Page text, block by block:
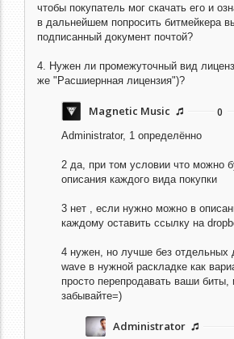
чтобы покупатель мог скачать его и
в дальнейшем попросить битмейкера
подписанный документ почтой?
4. Нужен ли промежуточный вид
же "Расшиернная лицензия")?
Magnetic Music 0
Administrator, 1 определённо
2 да, при том условии что можно
описания каждого вида покупки
3 нет , если нужно можно в
каждому оставить ссылку на
4 нужен, но лучше без отдельных
wave в нужной раскладке как
просто перепродавать ваши
забывайте=)
Administrator